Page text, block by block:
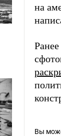
на
Вы